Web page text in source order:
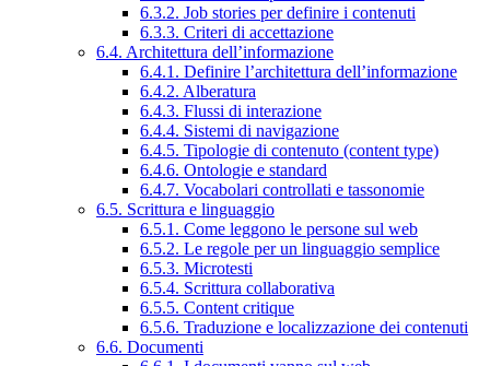
6.3.2. Job stories per definire i contenuti
6.3.3. Criteri di accettazione
6.4. Architettura dell’informazione
6.4.1. Definire l’architettura dell’informazione
6.4.2. Alberatura
6.4.3. Flussi di interazione
6.4.4. Sistemi di navigazione
6.4.5. Tipologie di contenuto (content type)
6.4.6. Ontologie e standard
6.4.7. Vocabolari controllati e tassonomie
6.5. Scrittura e linguaggio
6.5.1. Come leggono le persone sul web
6.5.2. Le regole per un linguaggio semplice
6.5.3. Microtesti
6.5.4. Scrittura collaborativa
6.5.5. Content critique
6.5.6. Traduzione e localizzazione dei contenuti
6.6. Documenti